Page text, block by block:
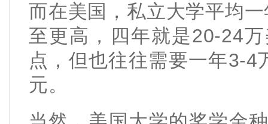
而在美国，私立大学平均
至更高，四年就是20-24
点，但也往往需要一年3-
元。